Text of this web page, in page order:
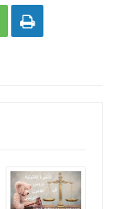
